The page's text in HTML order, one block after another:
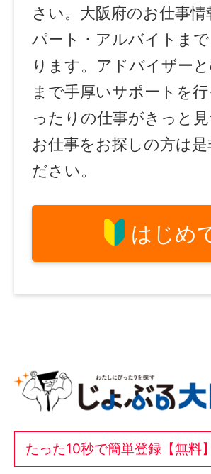
さい。大阪府のお仕事
パート・アルバイトま
ります。アドバイザー
まで手厚いサポートを
ったりの仕事がきっと
お仕事をお探しの方は
ださい。
はじめ
たった10秒で簡単登録【無料】